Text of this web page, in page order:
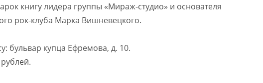
книгу лидера группы «Мираж-студио» и основателя
рок-клуба Марка Вишневецкого.
бульвар купца Ефремова, д. 10.